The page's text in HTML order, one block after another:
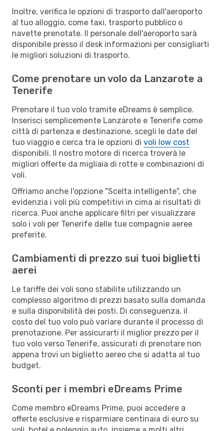
Inoltre, verifica le opzioni di trasporto dall'aeroporto
al tuo alloggio, come taxi, trasporto pubblico o
navette prenotate. Il personale dell'aeroporto sarà
disponibile presso il desk informazioni per consigliarti
le migliori soluzioni di trasporto.
Come prenotare un volo da Lanzarote a
Tenerife
Prenotare il tuo volo tramite eDreams è semplice.
Inserisci semplicemente Lanzarote e Tenerife come
città di partenza e destinazione, scegli le date del
tuo viaggio e cerca tra le opzioni di voli low cost
disponibili. Il nostro motore di ricerca troverà le
migliori offerte da migliaia di rotte e combinazioni di
voli.
Offriamo anche l'opzione "Scelta intelligente", che
evidenzia i voli più competitivi in cima ai risultati di
ricerca. Puoi anche applicare filtri per visualizzare
solo i voli per Tenerife delle tue compagnie aeree
preferite.
Cambiamenti di prezzo sui tuoi biglietti
aerei
Le tariffe dei voli sono stabilite utilizzando un
complesso algoritmo di prezzi basato sulla domanda
e sulla disponibilità dei posti. Di conseguenza, il
costo del tuo volo può variare durante il processo di
prenotazione. Per assicurarti il miglior prezzo per il
tuo volo verso Tenerife, assicurati di prenotare non
appena trovi un biglietto aereo che si adatta al tuo
budget.
Sconti per i membri eDreams Prime
Come membro eDreams Prime, puoi accedere a
offerte esclusive e risparmiare centinaia di euro su